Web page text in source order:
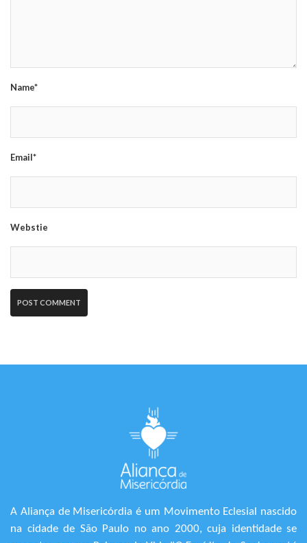
Name*
Email*
Webstie
A Aliança de Misericórdia é um Movimento Eclesial nascido
na cidade de São Paulo no ano 2000, cuja identidade se